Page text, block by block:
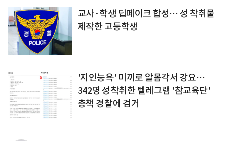
교사·학생 딥페이크 합성… 성 착취물
제작한 고등학생
'지인능욕' 미끼로 알몸각서 강요…
342명 성착취한 텔레그램 '참교육단'
총책 경찰에 검거